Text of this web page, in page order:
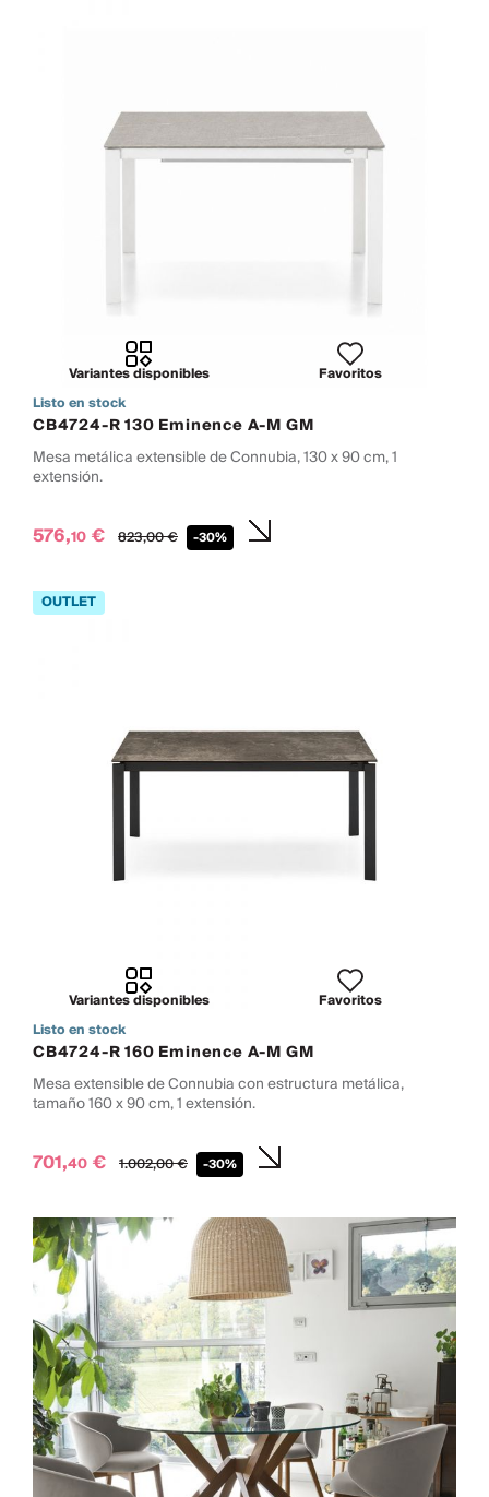
Variantes disponibles
Favoritos
Listo en stock
CB4724-R 130 Eminence A-M GM
Mesa metálica extensible de Connubia, 130 x 90 cm, 1
extensión.
576,10 € 823,00€ -30%
Variantes disponibles
Favoritos
Listo en stock
CB4724-R 160 Eminence A-M GM
Mesa extensible de Connubia con estructura metálica,
tamaño 160 x 90 cm, 1 extensión.
701,40 € 1.002,00€ -30%